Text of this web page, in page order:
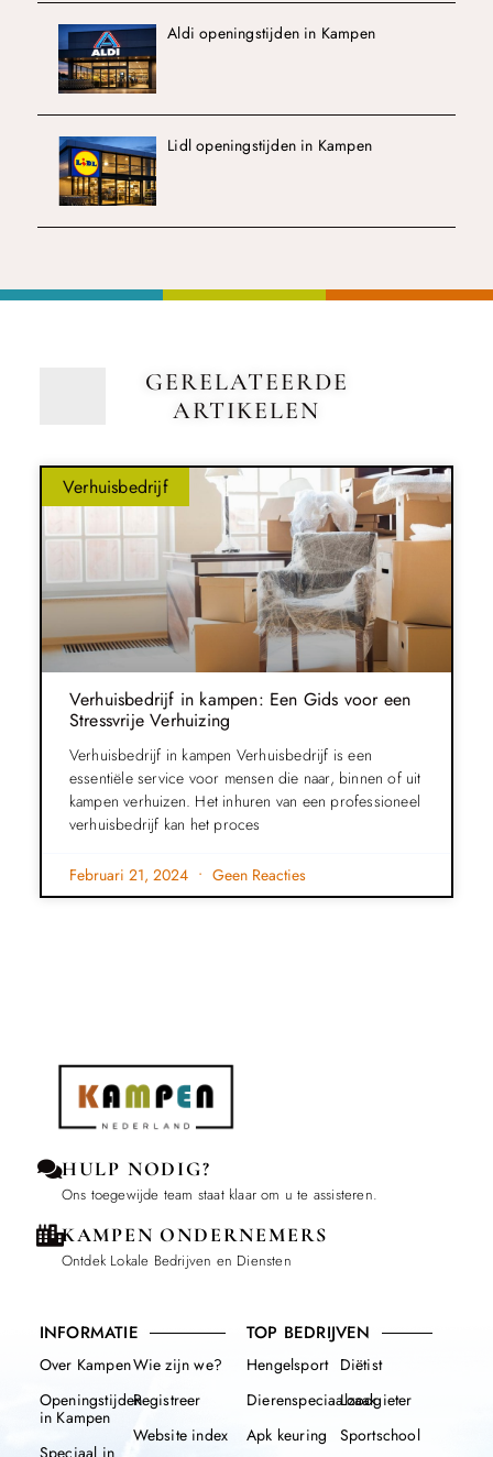
Aldi openingstijden in Kampen
Lidl openingstijden in Kampen
GERELATEERDE
ARTIKELEN
Verhuisbedrijf
Verhuisbedrijf in kampen: Een Gids voor een
Stressvrije Verhuizing
Verhuisbedrijf in kampen Verhuisbedrijf is een
essentiële service voor mensen die naar, binnen of uit
kampen verhuizen. Het inhuren van een professioneel
verhuisbedrijf kan het proces
Februari 21, 2024 Geen Reacties
HULP NODIG?
Ons toegewijde team staat klaar om u te assisteren.
KAMPEN ONDERNEMERS
Ontdek Lokale Bedrijven en Diensten
INFORMATIE
Over Kampen
Openingstijden
in Kampen
Wie zijn we?
Registreer
Website index
TOP BEDRIJVEN
Hengelsport
Dierenspeciaalzaak
Apk keuring
Diëtist
Loodgieter
Sportschool